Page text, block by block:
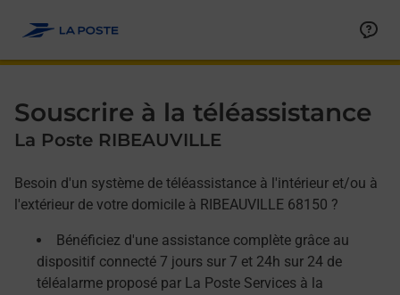
Souscrire à la téléassistance
La Poste RIBEAUVILLE
Besoin d'un système de téléassistance à l'intérieur et/ou à
l'extérieur de votre domicile à RIBEAUVILLE 68150 ?
Bénéficiez d'une assistance complète grâce au
dispositif connecté 7 jours sur 7 et 24h sur 24 de
téléalarme proposé par La Poste Services à la